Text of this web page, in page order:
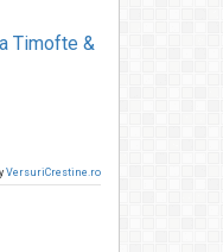
Timofte &
VersuriCrestine.ro